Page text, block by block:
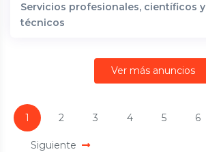
Servicios profesionales, científicos y
técnicos
Ver más anuncios
1 2 3 4 5 6
Siguiente